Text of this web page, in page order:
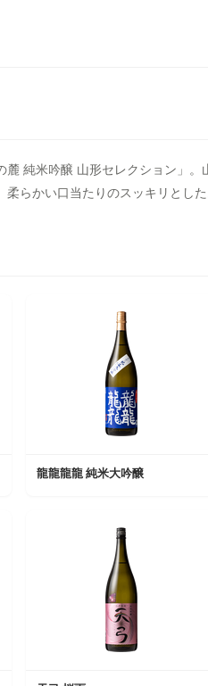
麓 純米吟醸 山形セレクション」
らかい口当たりのスッキリとした
龍龍龍龍 純米大吟醸